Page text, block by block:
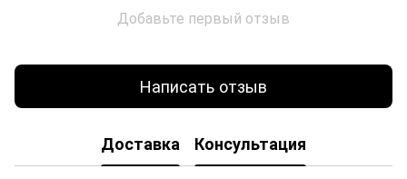
Добавьте первый отзыв
Написать отзыв
Доставка Консультация